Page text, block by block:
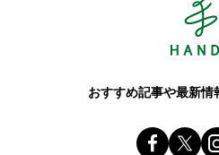
おすすめ記事や最新
X(